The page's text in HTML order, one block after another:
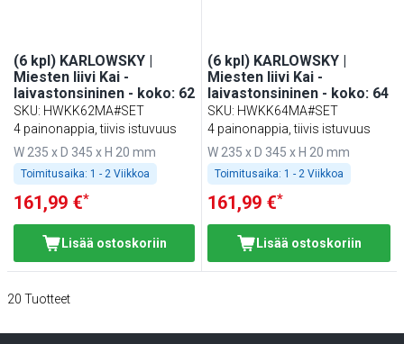
(6 kpl) KARLOWSKY |
Miesten liivi Kai -
laivastonsininen - koko: 62
SKU: HWKK62MA#SET
4 painonappia, tiivis istuvuus
W 235 x D 345 x H 20 mm
Toimitusaika: 1 - 2 Viikkoa
161,99 €*
Lisää ostoskoriin
(6 kpl) KARLOWSKY |
Miesten liivi Kai -
laivastonsininen - koko: 64
SKU: HWKK64MA#SET
4 painonappia, tiivis istuvuus
W 235 x D 345 x H 20 mm
Toimitusaika: 1 - 2 Viikkoa
161,99 €*
Lisää ostoskoriin
20 Tuotteet